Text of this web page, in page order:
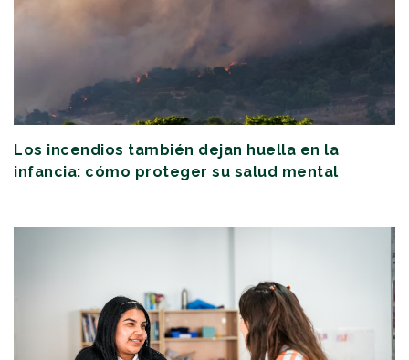
Los incendios también dejan huella en la
infancia: cómo proteger su salud mental